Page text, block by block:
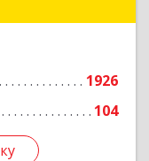
1926
104